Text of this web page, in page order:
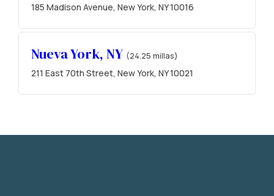
185 Madison Avenue, New York, NY 10016
Nueva York, NY (24.25 millas)
211 East 70th Street, New York, NY 10021